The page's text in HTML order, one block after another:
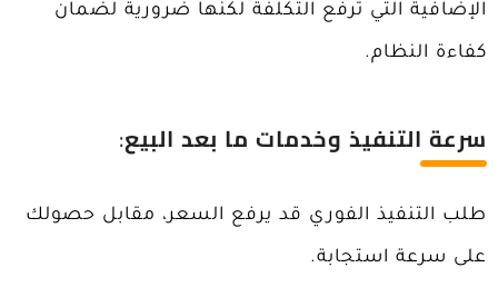
الإضافية التي ترفع التكلفة لكنها ضرورية لضمان
كفاءة النظام.
سرعة التنفيذ وخدمات ما بعد البيع:
طلب التنفيذ الفوري قد يرفع السعر، مقابل حصولك
على سرعة استجابة.